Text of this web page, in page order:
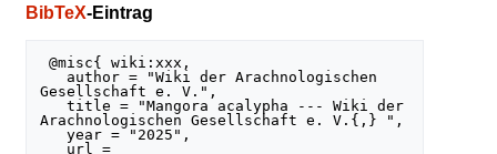
BibTeX-Eintrag
@misc{ wiki:xxx,
Gesellschaft e. V.",
   title = "Mangora acalypha --- Wiki der
Arachnologischen Gesellschaft e. V.{,} ",
   year = "2025",